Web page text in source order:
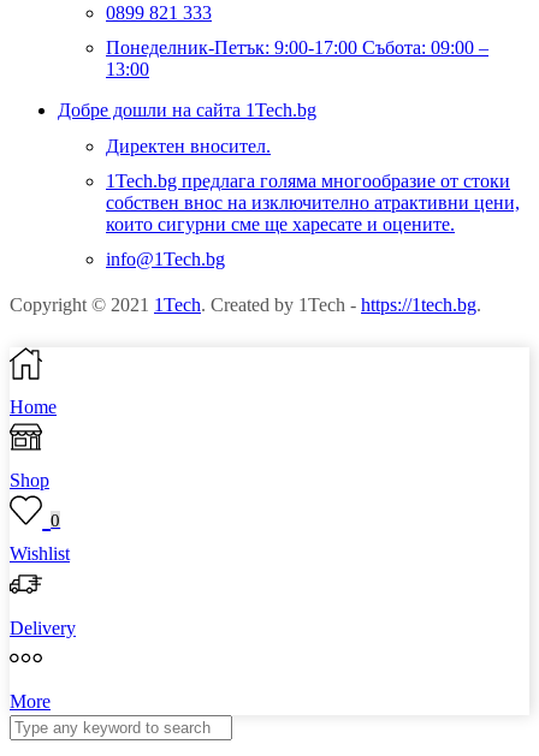
0899 821 333
Понеделник-Петък: 9:00-17:00 Събота: 09:00 –
13:00
Добре дошли на сайта 1Tech.bg
Директен вносител.
1Tech.bg предлага голяма многообразие от стоки
собствен внос на изключително атрактивни цени,
които сигурни сме ще харесате и оцените.
info@1Tech.bg
Copyright © 2021 1Tech. Created by 1Tech - https://1tech.bg.
Home
Shop
0
Wishlist
Delivery
More